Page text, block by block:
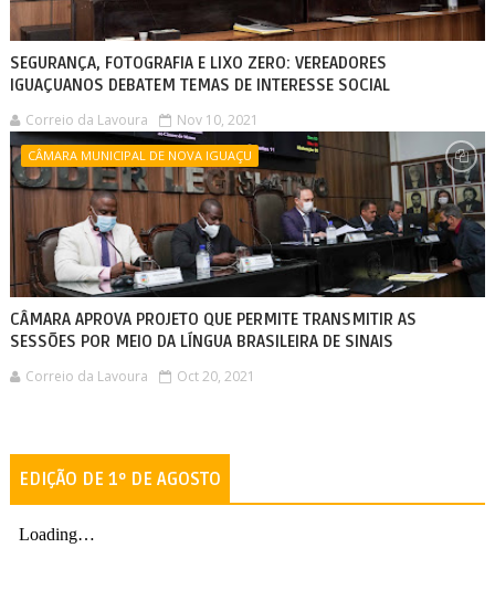
SEGURANÇA, FOTOGRAFIA E LIXO ZERO: VEREADORES
IGUAÇUANOS DEBATEM TEMAS DE INTERESSE SOCIAL
Correio da Lavoura Nov 10, 2021
CÂMARA MUNICIPAL DE NOVA IGUAÇU
CÂMARA APROVA PROJETO QUE PERMITE TRANSMITIR AS
SESSÕES POR MEIO DA LÍNGUA BRASILEIRA DE SINAIS
Correio da Lavoura Oct 20, 2021
EDIÇÃO DE 1º DE AGOSTO